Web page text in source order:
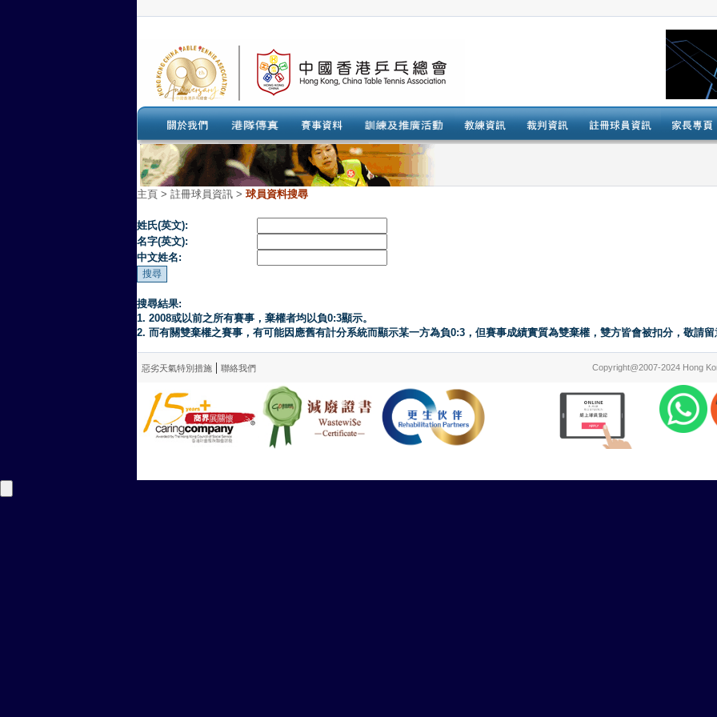
主頁 > 註冊球員資訊 > 球員資料搜尋
姓氏(英文):
名字(英文):
中文姓名:
搜尋結果:
1. 2008或以前之所有賽事，棄權者均以負0:3顯示。
2. 而有關雙棄權之賽事，有可能因應舊有計分系統而顯示某一方為負0:3，但賽事成績實質為雙棄權，雙方皆會被扣分，敬請留